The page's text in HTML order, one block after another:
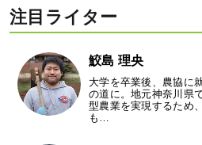
注目ライター
鮫島 理央
大学を卒業後、農協に
の道に。地元神奈川県
型農業を実現するため
も…